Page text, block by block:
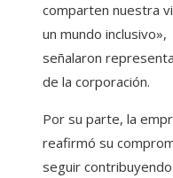
comparten nuestra
un mundo inclusivo»,
señalaron
de la corporación.
Por su parte, la
reafirmó su
seguir